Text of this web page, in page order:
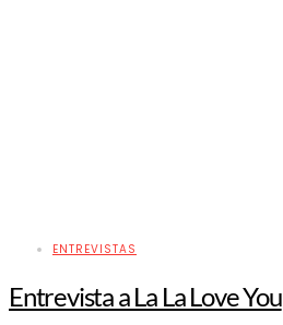
ENTREVISTAS
Entrevista a La La Love You